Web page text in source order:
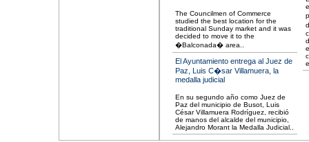
The Councilmen of Commerce
studied the best location for the
traditional Sunday market and it was
decided to move it to the
�Balconada� area..
El Ayuntamiento entrega al Juez de
Paz, Luis C�sar Villamuera, la
medalla judicial
En su segundo año como Juez de
Paz del municipio de Busot, Luis
César Villamuera Rodríguez, recibió
de manos del alcalde del municipio,
Alejandro Morant la Medalla Judicial..